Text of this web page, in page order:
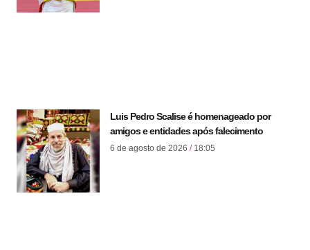
Luis Pedro Scalise é homenageado por
amigos e entidades após falecimento
6 de agosto de 2026 18:05